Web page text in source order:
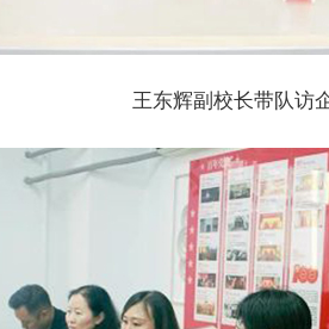
王东辉副校长带队访